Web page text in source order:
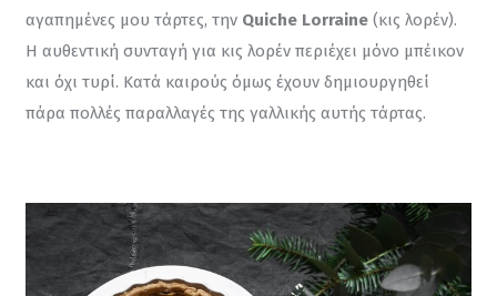
αγαπημένες μου τάρτες, την Quiche Lorraine (κις λορέν).
Η αυθεντική συνταγή για κις λορέν περιέχει μόνο μπέικον
και όχι τυρί. Κατά καιρούς όμως έχουν δημιουργηθεί
πάρα πολλές παραλλαγές της γαλλικής αυτής τάρτας.